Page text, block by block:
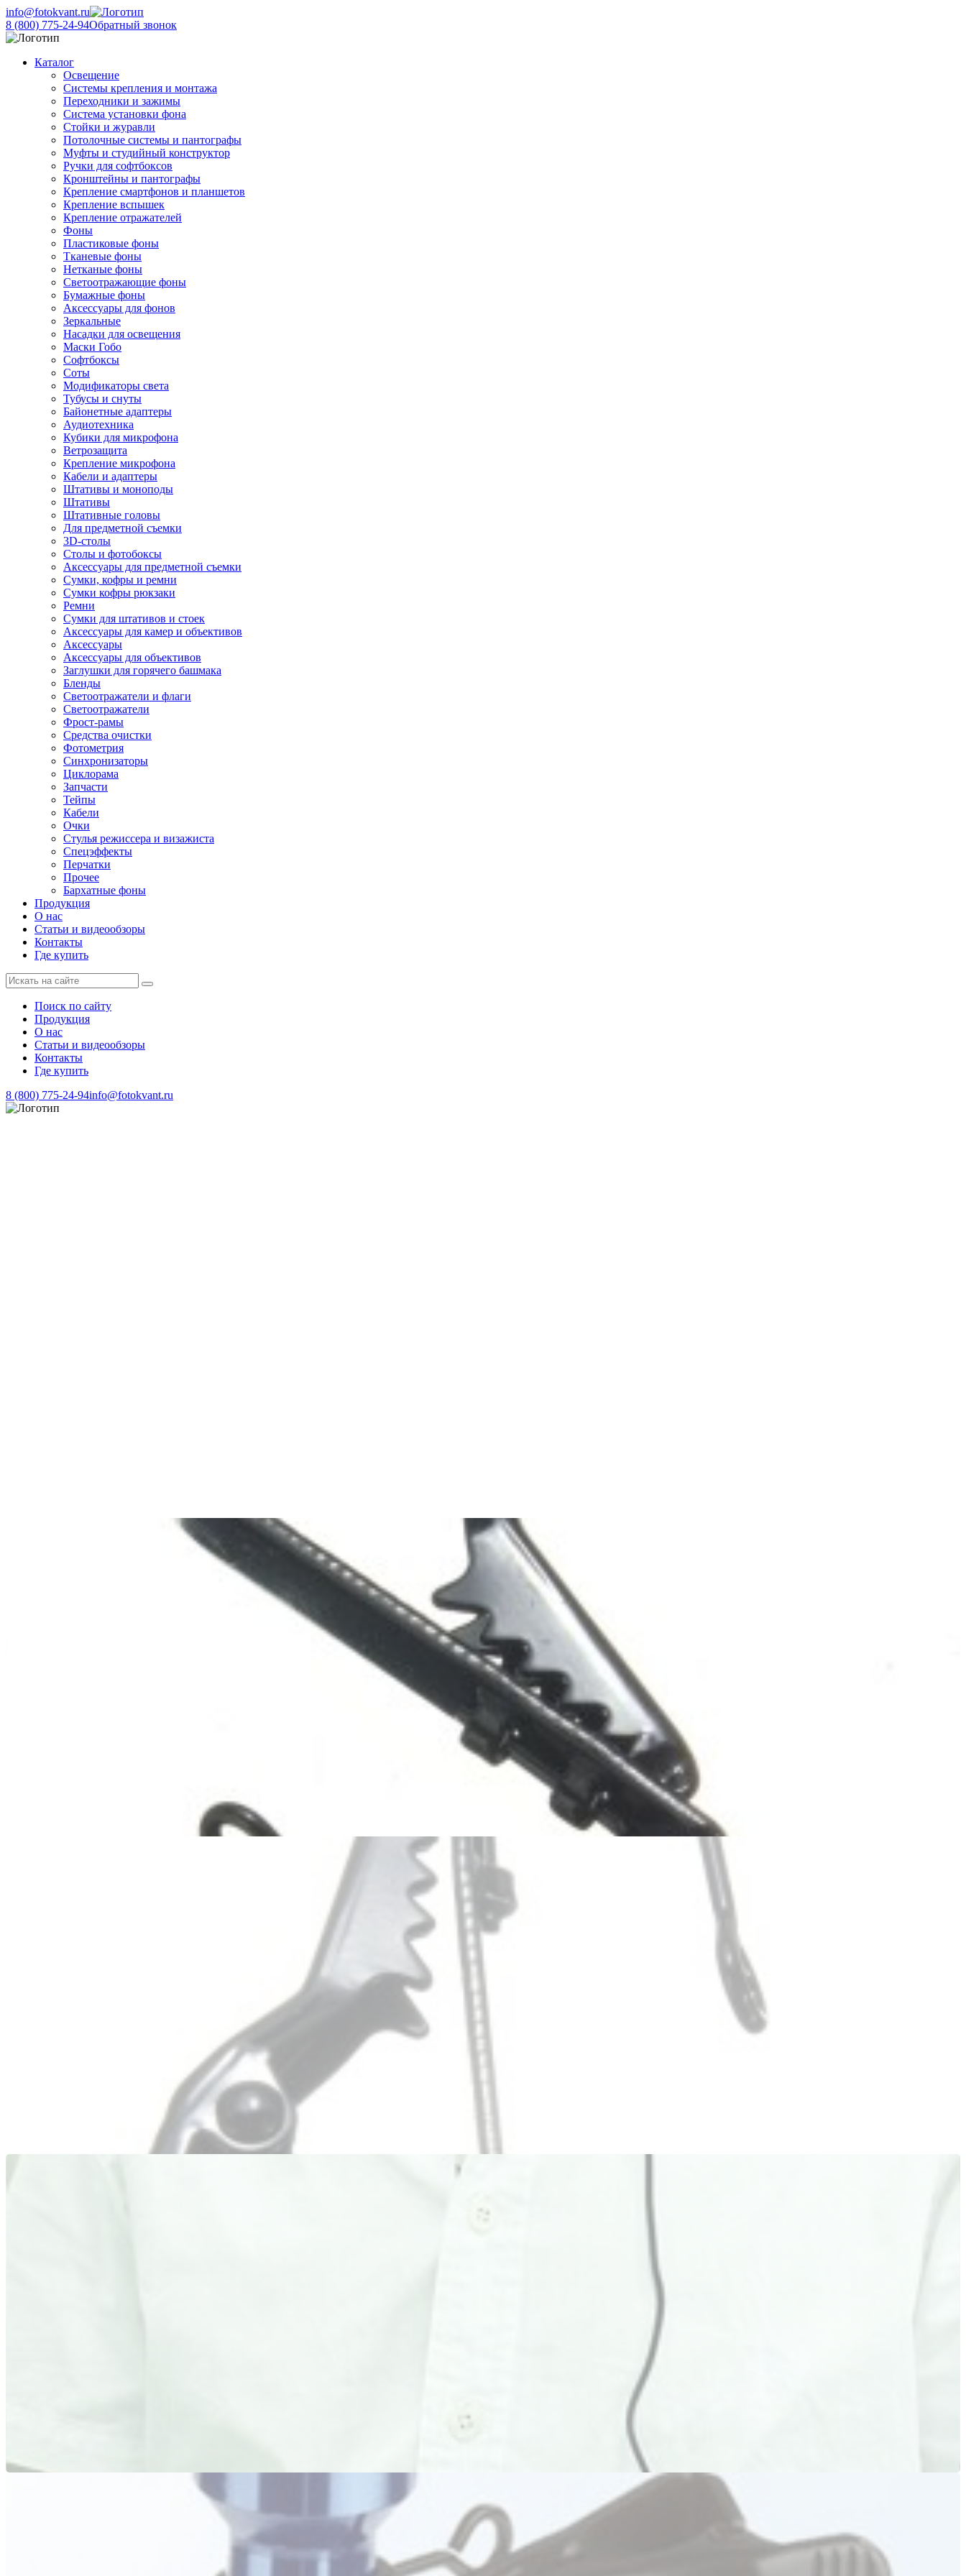
info@fotokvant.ru
8 (800) 775-24-94Обратный звонок
Каталог
Освещение
Системы крепления и монтажа
Переходники и зажимы
Система установки фона
Стойки и журавли
Потолочные системы и пантографы
Муфты и студийный конструктор
Ручки для софтбоксов
Кронштейны и пантографы
Крепление смартфонов и планшетов
Крепление вспышек
Крепление отражателей
Фоны
Пластиковые фоны
Тканевые фоны
Нетканые фоны
Светоотражающие фоны
Бумажные фоны
Аксессуары для фонов
Зеркальные
Насадки для освещения
Маски Гобо
Софтбоксы
Соты
Модификаторы света
Тубусы и снуты
Байонетные адаптеры
Аудиотехника
Кубики для микрофона
Ветрозащита
Крепление микрофона
Кабели и адаптеры
Штативы и моноподы
Штативы
Штативные головы
Для предметной съемки
3D-столы
Столы и фотобоксы
Аксессуары для предметной съемки
Сумки, кофры и ремни
Сумки кофры рюкзаки
Ремни
Сумки для штативов и стоек
Аксессуары для камер и объективов
Аксессуары
Аксессуары для объективов
Заглушки для горячего башмака
Бленды
Светоотражатели и флаги
Светоотражатели
Фрост-рамы
Средства очистки
Фотометрия
Синхронизаторы
Циклорама
Запчасти
Тейпы
Кабели
Очки
Стулья режиссера и визажиста
Спецэффекты
Перчатки
Прочее
Бархатные фоны
Продукция
О нас
Статьи и видеообзоры
Контакты
Где купить
Поиск по сайту
Продукция
О нас
Статьи и видеообзоры
Контакты
Где купить
8 (800) 775-24-94info@fotokvant.ru